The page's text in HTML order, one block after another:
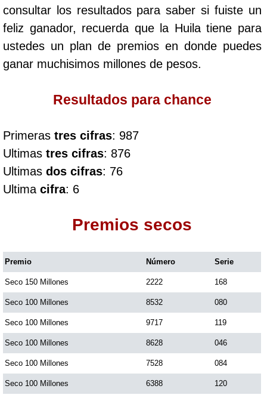
Caribeña Día
Caribeña Noche
Culona día
Culona noche
Dorado Mañana
Dorado Noche
Fantástica Día
Fantástica Noche
consultar los resultados para saber si fuiste un
feliz ganador, recuerda que la Huila tiene para
ustedes un plan de premios en donde puedes
ganar muchisimos millones de pesos.
Resultados para chance
Primeras tres cifras: 987
Ultimas tres cifras: 876
Ultimas dos cifras: 76
Ultima cifra: 6
Premios secos
Premio Número Serie
Seco 150 Millones 2222 168
Seco 100 Millones 8532 080
Seco 100 Millones 9717 119
Seco 100 Millones 8628 046
Seco 100 Millones 7528 084
Seco 100 Millones 6388 120